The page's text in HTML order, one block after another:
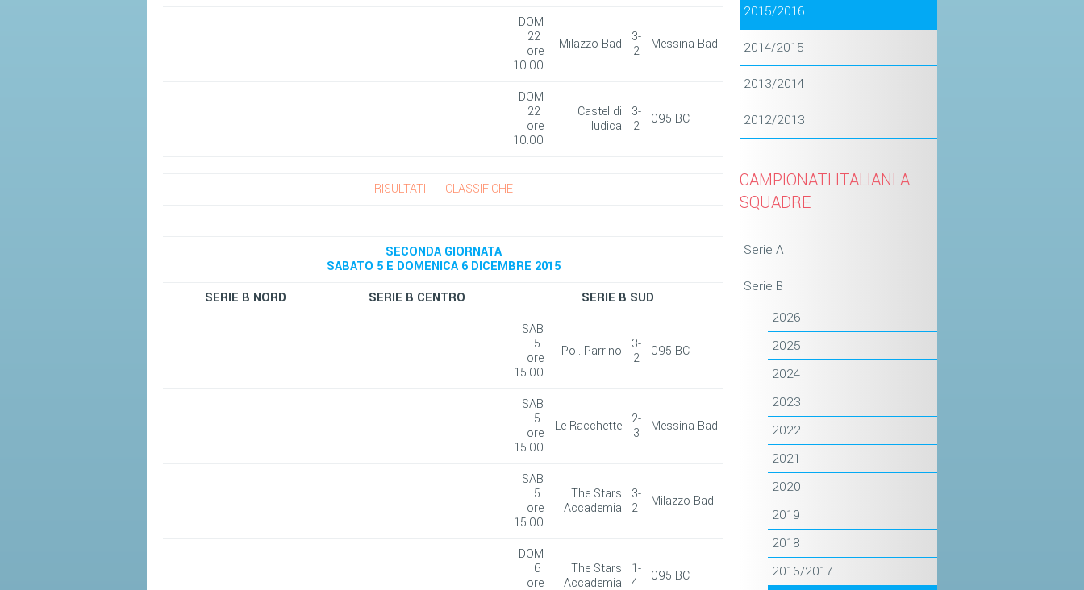
DOM
22
ore
10.00
Milazzo Bad
3-
2
Messina Bad
DOM
22
ore
10.00
Castel di
Iudica
3-
2
095 BC
RISULTATI CLASSIFICHE
SECONDA GIORNATA
SABATO 5 E DOMENICA 6 DICEMBRE 2015
SERIE B NORD
SERIE B CENTRO
SERIE B SUD
SAB
5
ore
15.00
Pol. Parrino
3-
2
095 BC
SAB
5
ore
15.00
Le Racchette
2-
3
Messina Bad
SAB
5
ore
15.00
The Stars
Accademia
3-
2
Milazzo Bad
DOM
6
ore
The Stars
Accademia
1-
4
095 BC
2015/2016
2014/2015
2013/2014
2012/2013
CAMPIONATI ITALIANI A
SQUADRE
Serie A
Serie B
2026
2025
2024
2023
2022
2021
2020
2019
2018
2016/2017